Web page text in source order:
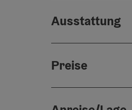
Ausstattung
Preise